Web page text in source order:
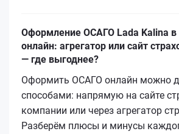
Оформление ОСАГО Lada Kalina
онлайн: агрегатор или сайт
— где выгоднее?
Оформить ОСАГО онлайн можно
способами: напрямую на сайте
компании или через агрегатор
Разберём плюсы и минусы